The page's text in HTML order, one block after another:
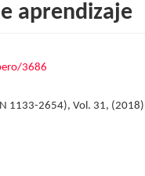
aprendizaje
3686
1133-2654), Vol. 31, (2018)